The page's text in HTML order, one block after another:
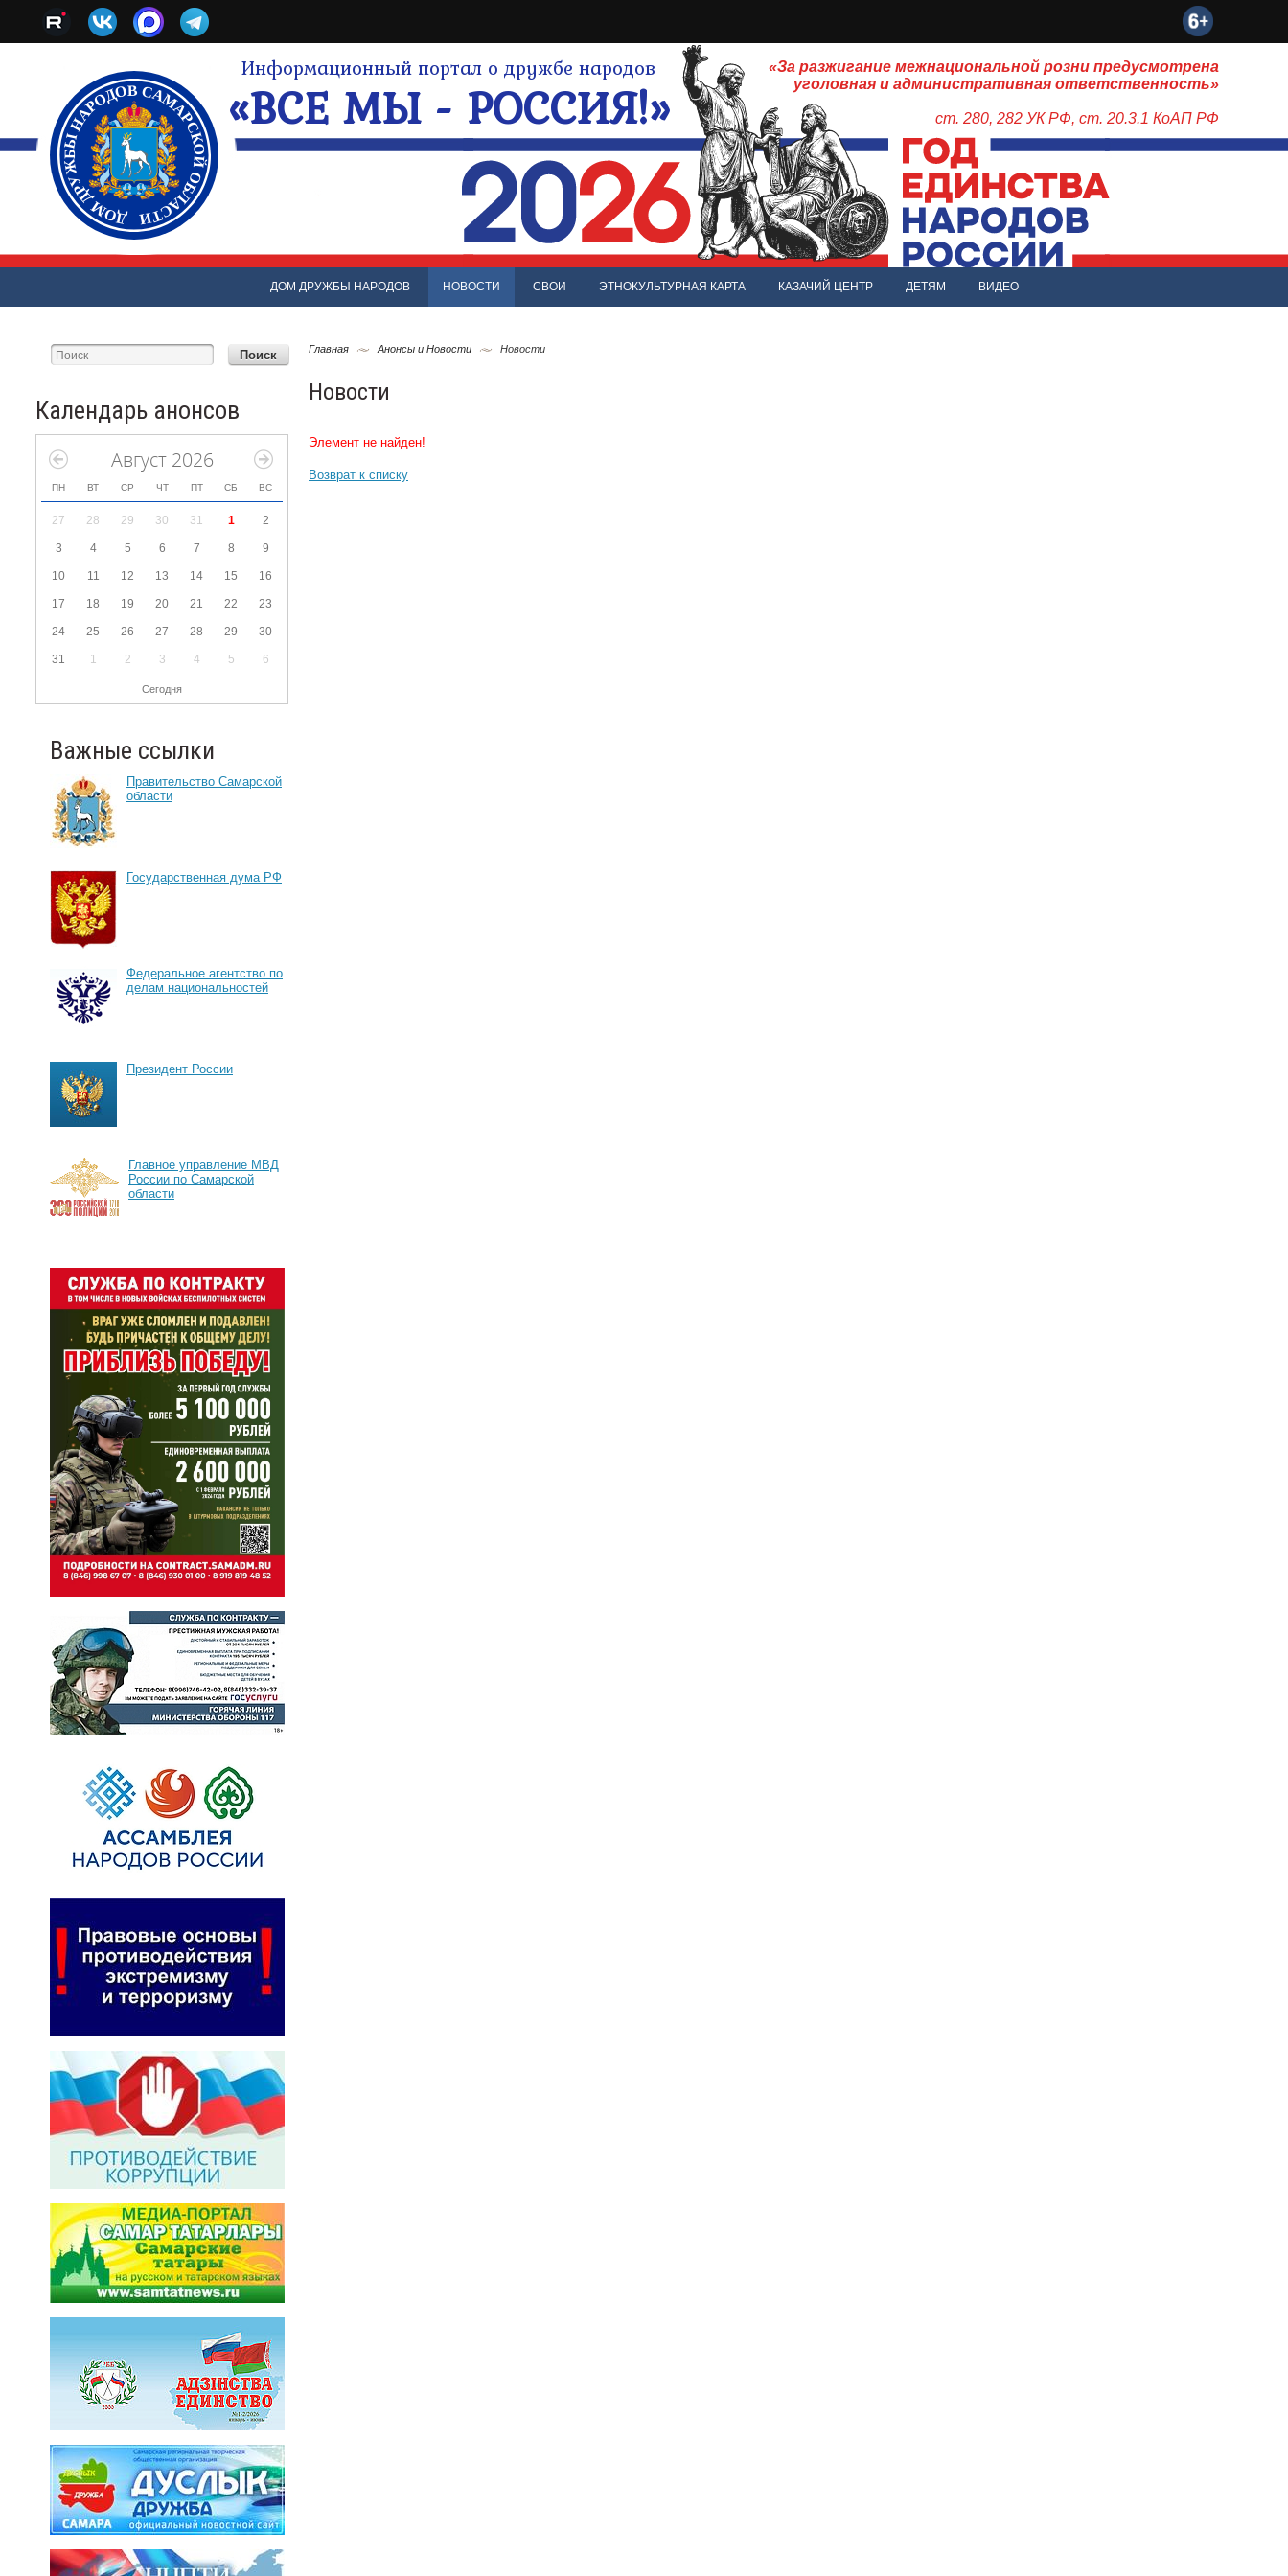
Информационный портал о дружбе народов
«ВСЕ МЫ - РОССИЯ!»
«За разжигание межнациональной розни предусмотрена
уголовная и административная ответственность»
ст. 280, 282 УК РФ, ст. 20.3.1 КоАП РФ
ДОМ ДРУЖБЫ НАРОДОВ НОВОСТИ СВОИ ЭТНОКУЛЬТУРНАЯ КАРТА КАЗАЧИЙ ЦЕНТР ДЕТЯМ ВИДЕО
Календарь анонсов
Август 2026
ПН ВТ СР ЧТ ПТ СБ ВС
27 28 29 30 31 1 2
3 4 5 6 7 8 9
10 11 12 13 14 15 16
17 18 19 20 21 22 23
24 25 26 27 28 29 30
31 1 2 3 4 5 6
Сегодня
Важные ссылки
Правительство Самарской
области
Государственная дума РФ
Федеральное агентство по
делам национальностей
Президент России
Главное управление МВД
России по Самарской
области
Главная Анонсы и Новости Новости
Новости
Элемент не найден!
Возврат к списку